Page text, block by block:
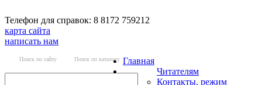
Телефон для справок: 8 8172 759212
карта сайта
написать нам
Поиск по сайту Поиск по каталогу Главная
Читателям
Контакты, режим